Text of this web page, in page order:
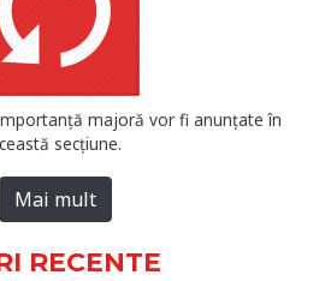
majoră vor fi anunțate în
secțiune.
Mai mult
RECENTE